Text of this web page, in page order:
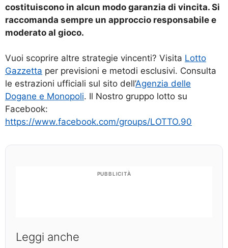
costituiscono in alcun modo garanzia di vincita. Si
raccomanda sempre un approccio responsabile e
moderato al gioco.
Vuoi scoprire altre strategie vincenti? Visita Lotto
Gazzetta per previsioni e metodi esclusivi. Consulta
le estrazioni ufficiali sul sito dell’Agenzia delle
Dogane e Monopoli. Il Nostro gruppo lotto su
Facebook:
https://www.facebook.com/groups/LOTTO.90
PUBBLICITÀ
Leggi anche